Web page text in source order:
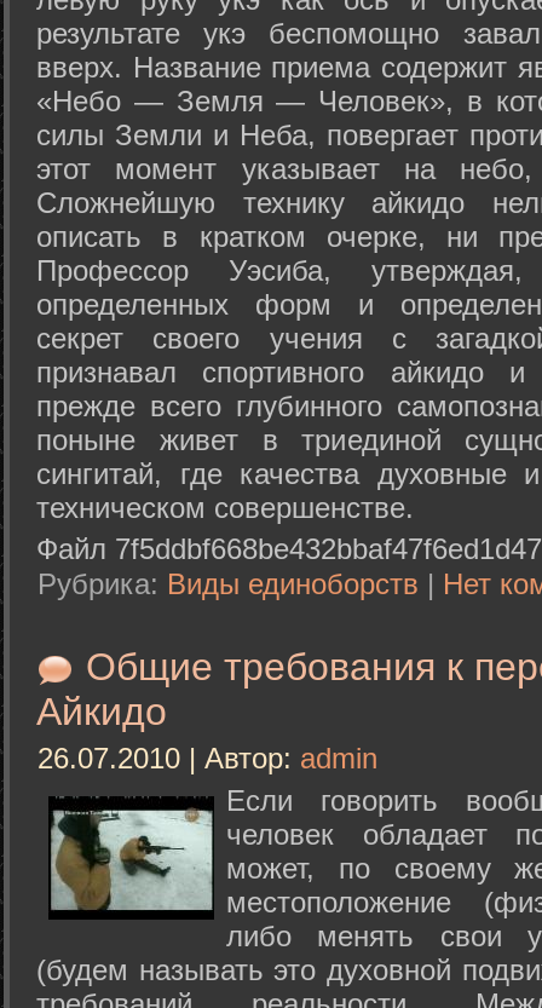
результате укэ беспомощно
вверх. Название приема содержит
«Небо — Земля — Человек», в
силы Земли и Неба, повергает
этот момент указывает на
Сложнейшую технику айкидо
описать в кратком очерке, ни
Профессор Уэсиба,
определенных форм и
секрет своего учения с
признавал спортивного айкидо
прежде всего глубинного
поныне живет в триединой
сингитай, где качества духовные
техническом совершенстве.
Файл
Рубрика: Виды единоборств | Нет
Общие требования к
Айкидо
26.07.2010 | Автор: admin
Если говорить
человек обладает
может, по своему
местоположение
либо менять свои
(будем называть это духовной